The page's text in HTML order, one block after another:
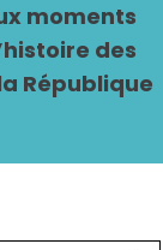
moments
des
République